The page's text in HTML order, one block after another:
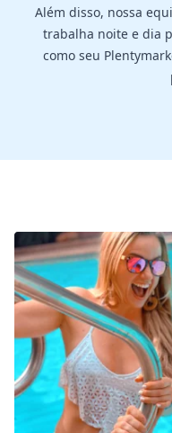
Além disso, nossa
trabalha noite e dia
como seu